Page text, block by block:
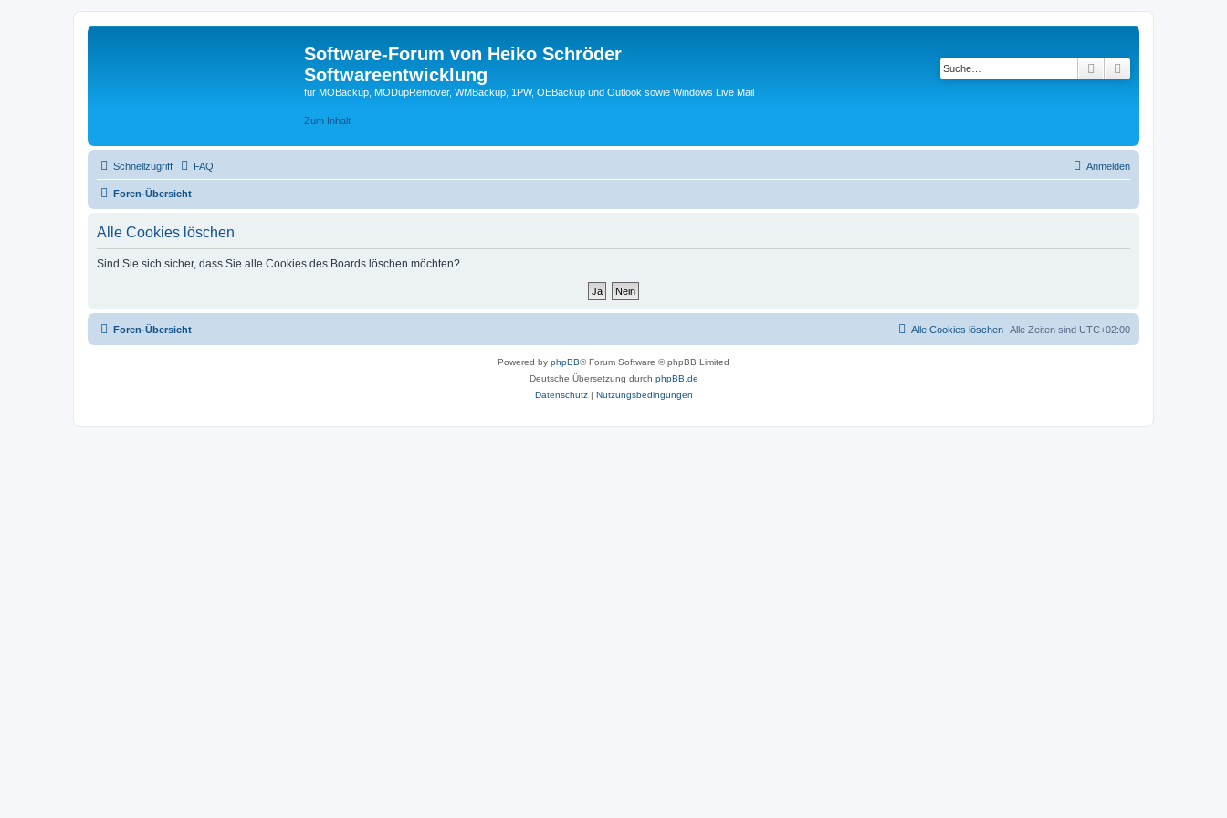
Software-Forum von Heiko Schröder
Softwareentwicklung
für MOBackup, MODupRemover, WMBackup, 1PW, OEBackup und Outlook sowie Windows Live Mail
Zum Inhalt
Suche
Schnellzugriff FAQ Anmelden
Foren-Übersicht
Alle Cookies löschen
Sind Sie sich sicher, dass Sie alle Cookies des Boards löschen möchten?
Foren-Übersicht Alle Zeiten sind UTC+02:00
Alle Cookies löschen
Powered by phpBB® Forum Software © phpBB Limited
Deutsche Übersetzung durch phpBB.de
Datenschutz | Nutzungsbedingungen